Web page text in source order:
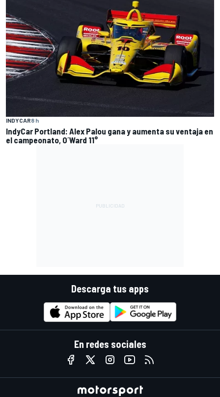
INDYCAR8 h
IndyCar Portland: Alex Palou gana y aumenta su ventaja en
el campeonato, O´Ward 11°
Descarga tus apps
En redes sociales